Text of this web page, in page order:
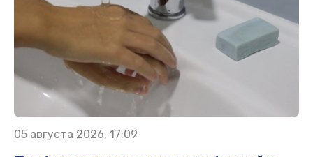
Вот что реально замедляет старение